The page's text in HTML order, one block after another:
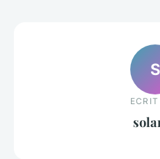
S
ECRIT